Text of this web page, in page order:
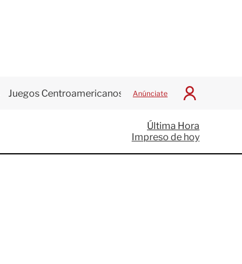
Juegos Centroamericanos Anúnciate
I
c
i
a
Última Hora
Impreso de hoy